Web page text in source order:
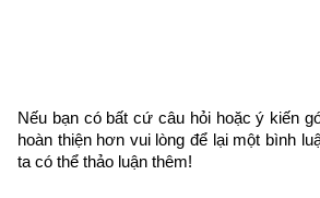
gì?
Nếu bạn có bất cứ câu hỏi hoặc ý kiến
hoàn thiện hơn vui lòng để lại một bình
ta có thể thảo luận thêm!